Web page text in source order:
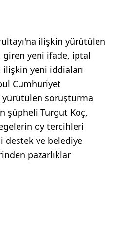
ilişkin yürütülen
giren yeni ifade, iptal
ilişkin yeni iddiaları
Cumhuriyet
yürütülen soruşturma
şüpheli Turgut Koç,
oy tercihleri
destek ve belediye
pazarlıklar